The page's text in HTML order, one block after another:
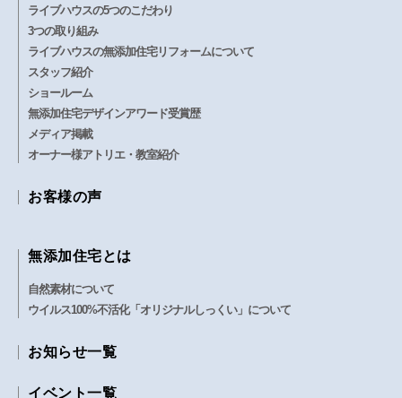
ライブハウスの5つのこだわり
3つの取り組み
ライブハウスの無添加住宅リフォームについて
スタッフ紹介
ショールーム
無添加住宅デザインアワード受賞歴
メディア掲載
オーナー様アトリエ・教室紹介
お客様の声
無添加住宅とは
自然素材について
ウイルス100%不活化「オリジナルしっくい」について
お知らせ一覧
イベント一覧